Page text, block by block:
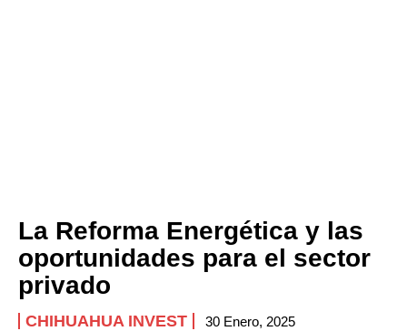
La Reforma Energética y las
oportunidades para el sector
privado
CHIHUAHUA INVEST 30 Enero, 2025